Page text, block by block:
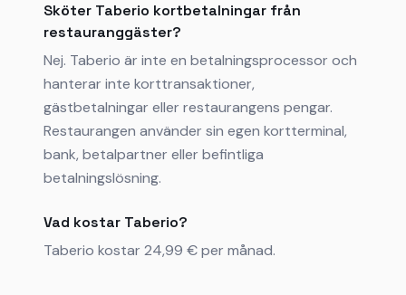
Sköter Taberio kortbetalningar från
restauranggäster?
Nej. Taberio är inte en betalningsprocessor och
hanterar inte korttransaktioner,
gästbetalningar eller restaurangens pengar.
Restaurangen använder sin egen kortterminal,
bank, betalpartner eller befintliga
betalningslösning.
Vad kostar Taberio?
Taberio kostar 24,99 € per månad.